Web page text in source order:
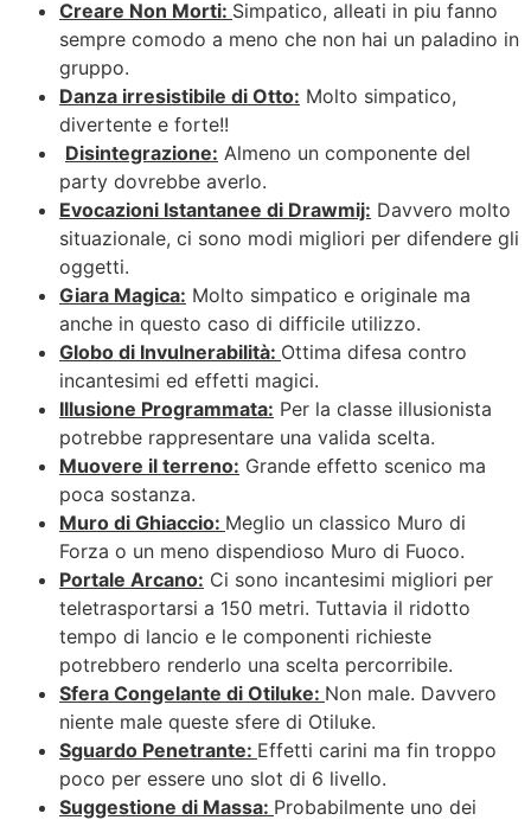
Creare Non Morti: Simpatico, alleati in piu fanno
sempre comodo a meno che non hai un paladino in
gruppo.
Danza irresistibile di Otto: Molto simpatico,
divertente e forte!!
Disintegrazione: Almeno un componente del
party dovrebbe averlo.
Evocazioni Istantanee di Drawmij: Davvero molto
situazionale, ci sono modi migliori per difendere gli
oggetti.
Giara Magica: Molto simpatico e originale ma
anche in questo caso di difficile utilizzo.
Globo di Invulnerabilità: Ottima difesa contro
incantesimi ed effetti magici.
Illusione Programmata: Per la classe illusionista
potrebbe rappresentare una valida scelta.
Muovere il terreno: Grande effetto scenico ma
poca sostanza.
Muro di Ghiaccio: Meglio un classico Muro di
Forza o un meno dispendioso Muro di Fuoco.
Portale Arcano: Ci sono incantesimi migliori per
teletrasportarsi a 150 metri. Tuttavia il ridotto
tempo di lancio e le componenti richieste
potrebbero renderlo una scelta percorribile.
Sfera Congelante di Otiluke: Non male. Davvero
niente male queste sfere di Otiluke.
Sguardo Penetrante: Effetti carini ma fin troppo
poco per essere uno slot di 6 livello.
Suggestione di Massa: Probabilmente uno dei